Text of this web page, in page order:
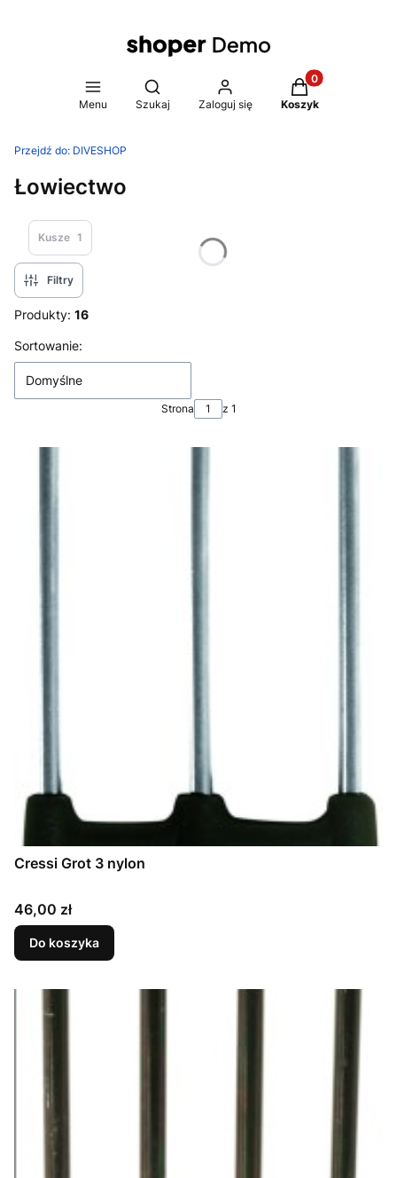
Menu
Otwórz wyszukiwarkę
Szukaj Zaloguj się
Produkty w
Koszyk
Przejdź do: DIVESHOP
Łowiectwo
Kusze 1
Filtry
Produkty: 16
Lista produktów
Sortowanie:
Domyślne
Strona z 1
Cressi Grot 3 nylon
Cena
46,00 zł
Do koszyka